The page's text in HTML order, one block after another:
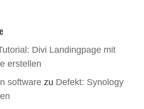
Divi Landingpage mit
erstellen
software zu Defekt: Synology